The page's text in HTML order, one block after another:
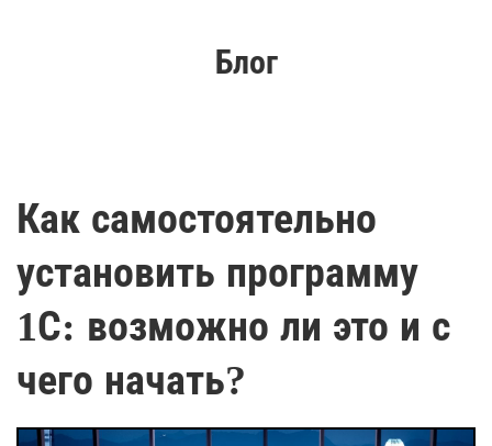
Блог
Как самостоятельно
установить программу
1С: возможно ли это и с
чего начать?